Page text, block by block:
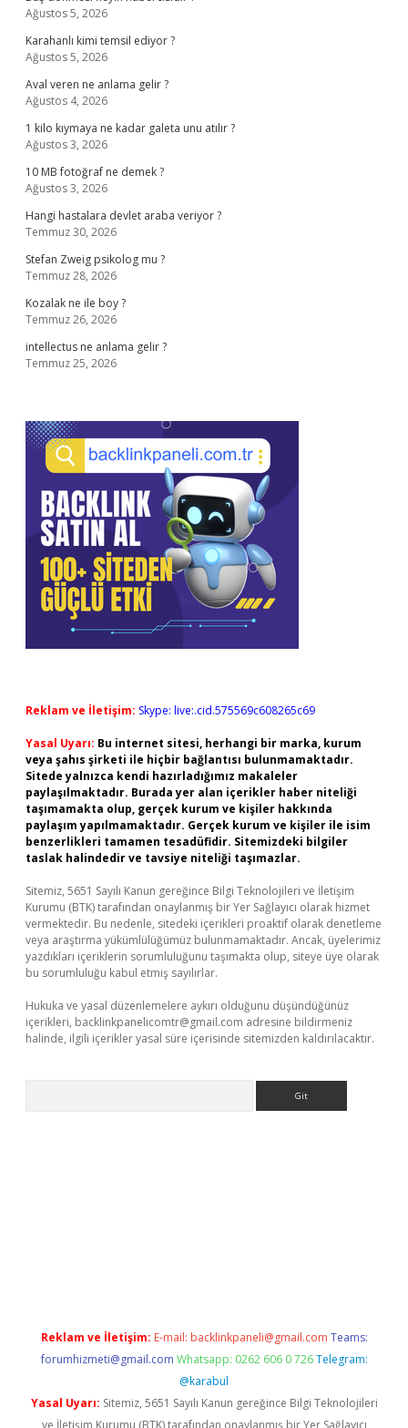
Ağustos 5, 2026
Karahanlı kimi temsil ediyor ?
Ağustos 5, 2026
Aval veren ne anlama gelir ?
Ağustos 4, 2026
1 kilo kıymaya ne kadar galeta unu atılır ?
Ağustos 3, 2026
10 MB fotoğraf ne demek ?
Ağustos 3, 2026
Hangi hastalara devlet araba veriyor ?
Temmuz 30, 2026
Stefan Zweig psikolog mu ?
Temmuz 28, 2026
Kozalak ne ile boy ?
Temmuz 26, 2026
intellectus ne anlama gelir ?
Temmuz 25, 2026
Reklam ve İletişim: Skype: live:.cid.575569c608265c69
Yasal Uyarı: Bu internet sitesi, herhangi bir marka, kurum
veya şahıs şirketi ile hiçbir bağlantısı bulunmamaktadır.
Sitede yalnızca kendi hazırladığımız makaleler
paylaşılmaktadır. Burada yer alan içerikler haber niteliği
taşımamakta olup, gerçek kurum ve kişiler hakkında
paylaşım yapılmamaktadır. Gerçek kurum ve kişiler ile isim
benzerlikleri tamamen tesadüfidir. Sitemizdeki bilgiler
taslak halindedir ve tavsiye niteliği taşımazlar.
Sitemiz, 5651 Sayılı Kanun gereğince Bilgi Teknolojileri ve İletişim
Kurumu (BTK) tarafından onaylanmış bir Yer Sağlayıcı olarak hizmet
vermektedir. Bu nedenle, sitedeki içerikleri proaktif olarak denetleme
veya araştırma yükümlülüğümüz bulunmamaktadır. Ancak, üyelerimiz
yazdıkları içeriklerin sorumluluğunu taşımakta olup, siteye üye olarak
bu sorumluluğu kabul etmiş sayılırlar.
Hukuka ve yasal düzenlemelere aykırı olduğunu düşündüğünüz
içerikleri, backlinkpanelicomtr@gmail.com adresine bildirmeniz
halinde, ilgili içerikler yasal süre içerisinde sitemizden kaldırılacaktır.
Reklam ve İletişim: E-mail: backlinkpaneli@gmail.com Teams:
forumhizmeti@gmail.com Whatsapp: 0262 606 0 726 Telegram:
@karabul
Yasal Uyarı: Sitemiz, 5651 Sayılı Kanun gereğince Bilgi Teknolojileri
ve İletişim Kurumu (BTK) tarafından onaylanmış bir Yer Sağlayıcı